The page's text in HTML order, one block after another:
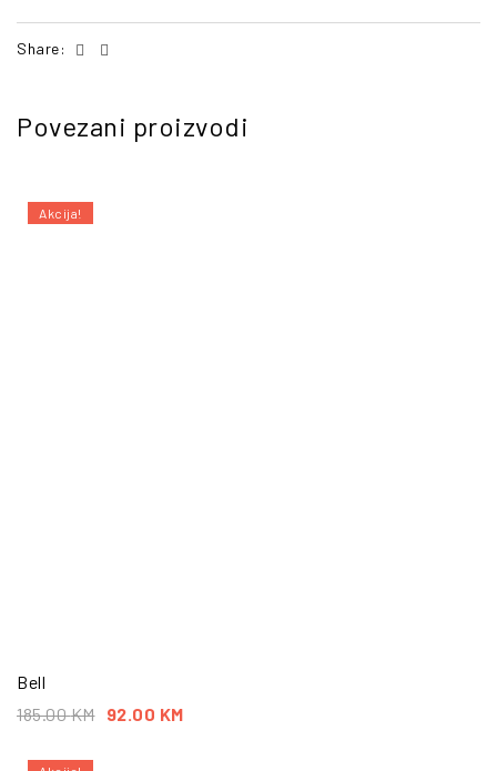
Share: Facebook
Povezani proizvodi
Akcija!
Bell
185.00KM 92.00 KM